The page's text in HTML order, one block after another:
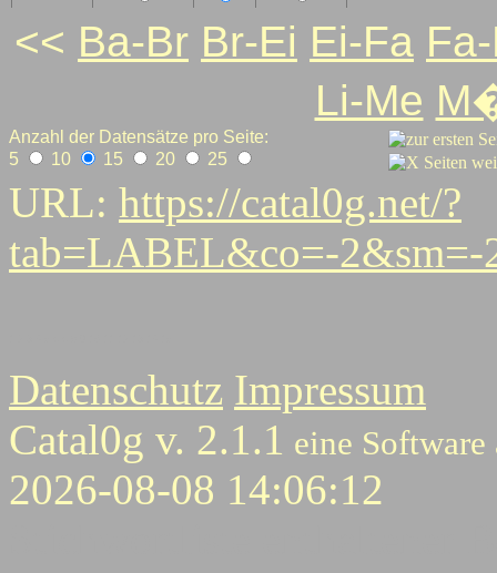
<< Ba-Br Br-Ei Ei-Fa
Li-Me
Anzahl der Datensätze pro Seite:
5
10 15 20 25
URL: https://catal0g.net/?
tab=LABEL&co=-
Datenschutz Impressum
Catal0g v. 2.1.1 eine Software
2026-08-08 14:06:12